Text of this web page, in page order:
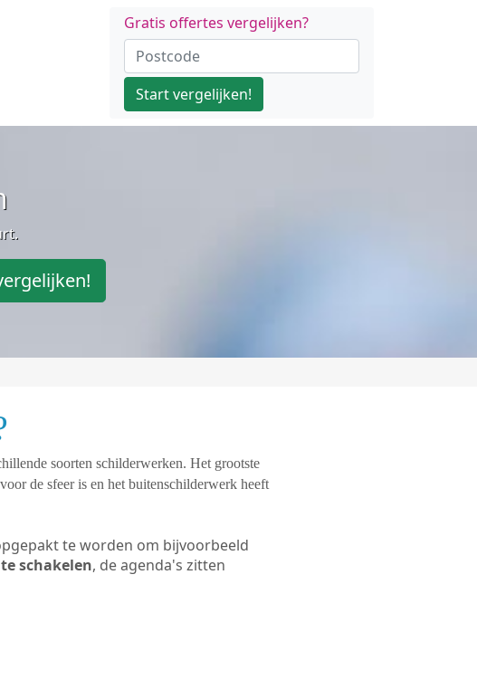
Gratis offertes vergelijken?
Start vergelijken!
soorten schilderwerken. Het grootste
de sfeer is en het buitenschilderwerk heeft
te worden om bijvoorbeeld
schakelen, de agenda's zitten